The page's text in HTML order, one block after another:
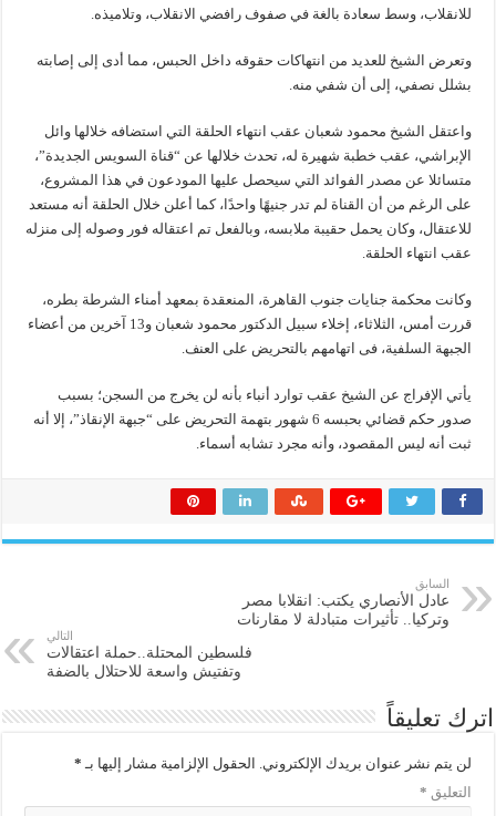
للانقلاب، وسط سعادة بالغة في صفوف رافضي الانقلاب، وتلاميذه.
وتعرض الشيخ للعديد من انتهاكات حقوقه داخل الحبس، مما أدى إلى إصابته
بشلل نصفي، إلى أن شفي منه.
واعتقل الشيخ محمود شعبان عقب انتهاء الحلقة التي استضافه خلالها وائل
الإبراشي، عقب خطبة شهيرة له، تحدث خلالها عن “قناة السويس الجديدة”،
متسائلا عن مصدر الفوائد التي سيحصل عليها المودعون في هذا المشروع،
على الرغم من أن القناة لم تدر جنيهًا واحدًا، كما أعلن خلال الحلقة أنه مستعد
للاعتقال، وكان يحمل حقيبة ملابسه، وبالفعل تم اعتقاله فور وصوله إلى منزله
عقب انتهاء الحلقة.
وكانت محكمة جنايات جنوب القاهرة، المنعقدة بمعهد أمناء الشرطة بطره،
قررت أمس، الثلاثاء، إخلاء سبيل الدكتور محمود شعبان و13 آخرين من أعضاء
الجبهة السلفية، فى اتهامهم بالتحريض على العنف.
يأتي الإفراج عن الشيخ عقب توارد أنباء بأنه لن يخرج من السجن؛ بسبب
صدور حكم قضائي بحبسه 6 شهور بتهمة التحريض على “جبهة الإنقاذ”، إلا أنه
ثبت أنه ليس المقصود، وأنه مجرد تشابه أسماء.
السابق
عادل الأنصاري يكتب: انقلابا مصر
وتركيا.. تأثيرات متبادلة لا مقارنات
التالي
فلسطين المحتلة..حملة اعتقالات
وتفتيش واسعة للاحتلال بالضفة
اترك تعليقاً
لن يتم نشر عنوان بريدك الإلكتروني. الحقول الإلزامية مشار إليها بـ *
التعليق *